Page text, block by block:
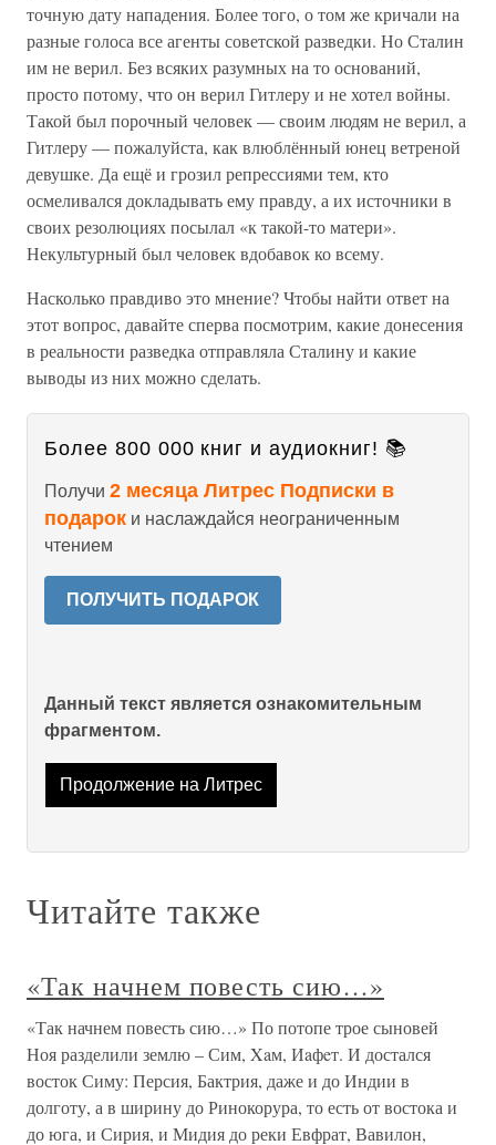
точную дату нападения. Более того, о том же кричали на
разные голоса все агенты советской разведки. Но Сталин
им не верил. Без всяких разумных на то оснований,
просто потому, что он верил Гитлеру и не хотел войны.
Такой был порочный человек — своим людям не верил, а
Гитлеру — пожалуйста, как влюблённый юнец ветреной
девушке. Да ещё и грозил репрессиями тем, кто
осмеливался докладывать ему правду, а их источники в
своих резолюциях посылал «к такой-то матери».
Некультурный был человек вдобавок ко всему.
Насколько правдиво это мнение? Чтобы найти ответ на
этот вопрос, давайте сперва посмотрим, какие донесения
в реальности разведка отправляла Сталину и какие
выводы из них можно сделать.
Более 800 000 книг и аудиокниг! 📚
Получи 2 месяца Литрес Подписки в
подарок и наслаждайся неограниченным
чтением
ПОЛУЧИТЬ ПОДАРОК
Данный текст является ознакомительным
фрагментом.
Продолжение на Литрес
Читайте также
«Так начнем повесть сию…»
«Так начнем повесть сию…» По потопе трое сыновей
Ноя разделили землю – Сим, Xaм, Иaфeт. И достался
восток Симу: Персия, Бактрия, даже и до Индии в
долготу, а в ширину до Ринокорура, то есть от востока и
до юга, и Сирия, и Мидия до реки Евфрат, Вавилон,